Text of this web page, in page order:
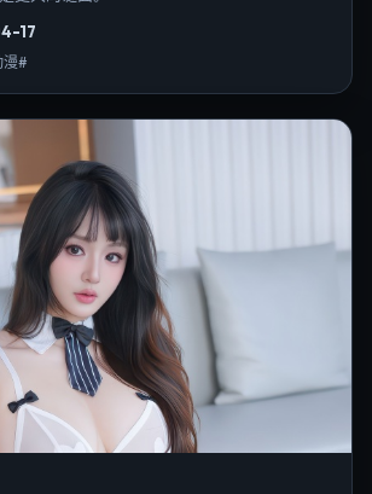
17
漫#